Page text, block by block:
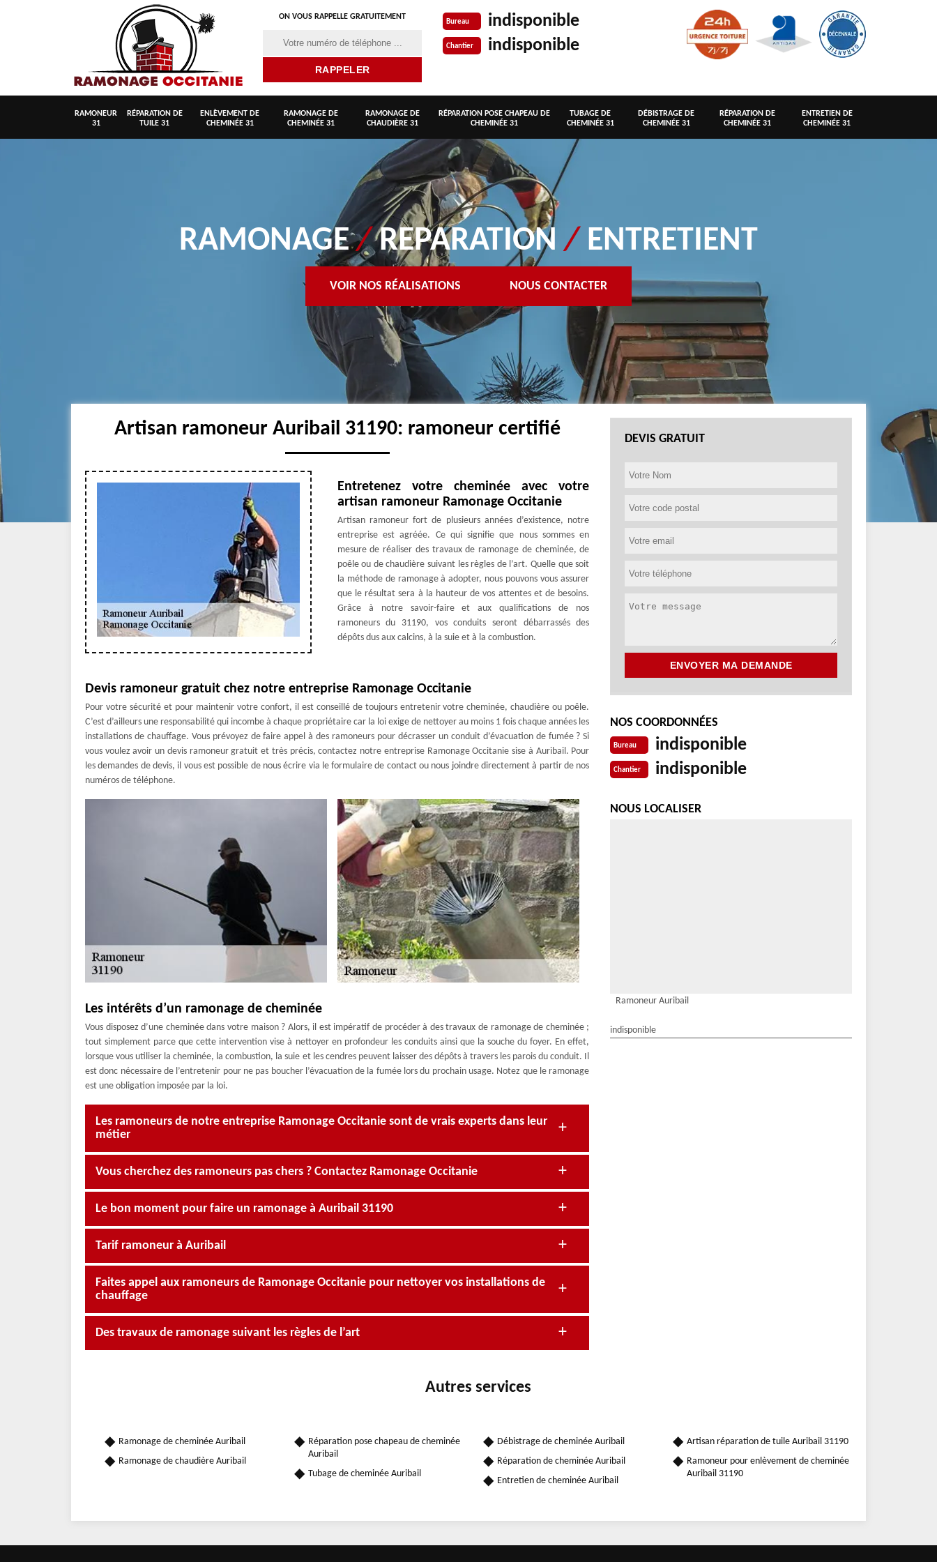
ON VOUS RAPPELLE GRATUITEMENT
Bureau indisponible
Chantier indisponible
RAMONEUR
31
RÉPARATION DE
TUILE 31
ENLÈVEMENT DE
CHEMINÉE 31
RAMONAGE DE
CHEMINÉE 31
RAMONAGE DE
CHAUDIÈRE 31
RÉPARATION POSE CHAPEAU DE
CHEMINÉE 31
TUBAGE DE
CHEMINÉE 31
DÉBISTRAGE DE
CHEMINÉE 31
RÉPARATION DE
CHEMINÉE 31
ENTRETIEN DE
CHEMINÉE 31
RAMONAGE/REPARATION/ ENTRETIENT
VOIR NOS RÉALISATIONS NOUS CONTACTER
Artisan ramoneur Auribail 31190: ramoneur certifié
Entretenez votre cheminée avec votre
artisan ramoneur Ramonage Occitanie
Artisan ramoneur fort de plusieurs années d’existence, notre
entreprise est agréée. Ce qui signifie que nous sommes en
mesure de réaliser des travaux de ramonage de cheminée, de
poêle ou de chaudière suivant les règles de l’art. Quelle que soit
la méthode de ramonage à adopter, nous pouvons vous assurer
que le résultat sera à la hauteur de vos attentes et de besoins.
Grâce à notre savoir-faire et aux qualifications de nos
ramoneurs du 31190, vos conduits seront débarrassés des
dépôts dus aux calcins, à la suie et à la combustion.
Devis ramoneur gratuit chez notre entreprise Ramonage Occitanie
Pour votre sécurité et pour maintenir votre confort, il est conseillé de toujours entretenir votre cheminée, chaudière ou poêle.
C’est d’ailleurs une responsabilité qui incombe à chaque propriétaire car la loi exige de nettoyer au moins 1 fois chaque années les
installations de chauffage. Vous prévoyez de faire appel à des ramoneurs pour décrasser un conduit d’évacuation de fumée ? Si
vous voulez avoir un devis ramoneur gratuit et très précis, contactez notre entreprise Ramonage Occitanie sise à Auribail. Pour
les demandes de devis, il vous est possible de nous écrire via le formulaire de contact ou nous joindre directement à partir de nos
numéros de téléphone.
Les intérêts d’un ramonage de cheminée
Vous disposez d’une cheminée dans votre maison ? Alors, il est impératif de procéder à des travaux de ramonage de cheminée ;
tout simplement parce que cette intervention vise à nettoyer en profondeur les conduits ainsi que la souche du foyer. En effet,
lorsque vous utiliser la cheminée, la combustion, la suie et les cendres peuvent laisser des dépôts à travers les parois du conduit. Il
est donc nécessaire de l’entretenir pour ne pas boucher l’évacuation de la fumée lors du prochain usage. Notez que le ramonage
est une obligation imposée par la loi.
Les ramoneurs de notre entreprise Ramonage Occitanie sont de vrais experts dans leur
métier
Vous cherchez des ramoneurs pas chers ? Contactez Ramonage Occitanie
Le bon moment pour faire un ramonage à Auribail 31190
Tarif ramoneur à Auribail
Faites appel aux ramoneurs de Ramonage Occitanie pour nettoyer vos installations de
chauffage
Des travaux de ramonage suivant les règles de l’art
DEVIS GRATUIT
NOS COORDONNÉES
Bureau indisponible
Chantier indisponible
NOUS LOCALISER
Ramoneur Auribail
indisponible
Autres services
Ramonage de cheminée Auribail
Ramonage de chaudière Auribail
Réparation pose chapeau de cheminée
Auribail
Tubage de cheminée Auribail
Débistrage de cheminée Auribail
Réparation de cheminée Auribail
Entretien de cheminée Auribail
Artisan réparation de tuile Auribail 31190
Ramoneur pour enlèvement de cheminée
Auribail 31190